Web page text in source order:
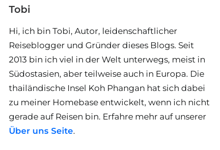
Tobi
Hi, ich bin Tobi, Autor, leidenschaftlicher
Reiseblogger und Gründer dieses Blogs. Seit
2013 bin ich viel in der Welt unterwegs, meist in
Südostasien, aber teilweise auch in Europa. Die
thailändische Insel Koh Phangan hat sich dabei
zu meiner Homebase entwickelt, wenn ich nicht
gerade auf Reisen bin. Erfahre mehr auf unserer
Über uns Seite.